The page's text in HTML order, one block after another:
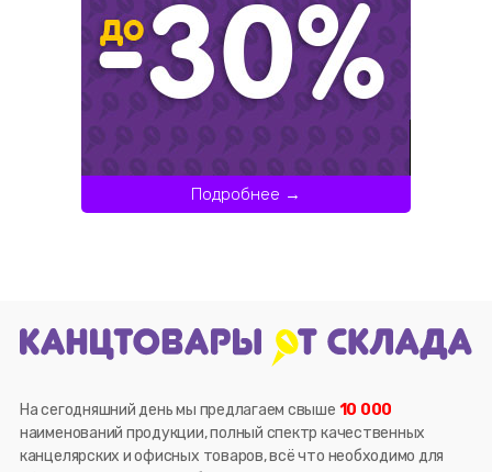
Подробнее →
На сегодняшний день мы предлагаем свыше 10 000
наименований продукции, полный спектр качественных
канцелярских и офисных товаров, всё что необходимо для